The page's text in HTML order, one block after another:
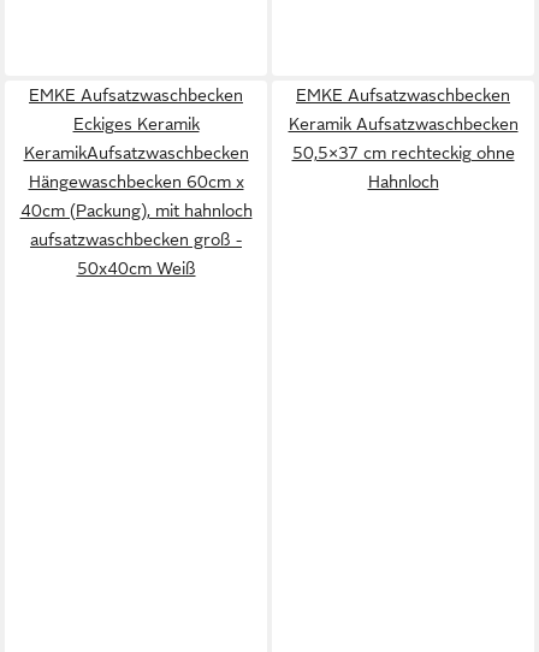
EMKE Aufsatzwaschbecken
Eckiges Keramik
KeramikAufsatzwaschbecken
Hängewaschbecken 60cm x
40cm (Packung), mit hahnloch
aufsatzwaschbecken groß -
50x40cm Weiß
EMKE Aufsatzwaschbecken
Keramik Aufsatzwaschbecken
50,5×37 cm rechteckig ohne
Hahnloch